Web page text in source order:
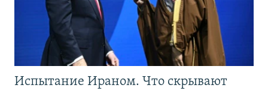
Испытание Ираном. Что скрывают